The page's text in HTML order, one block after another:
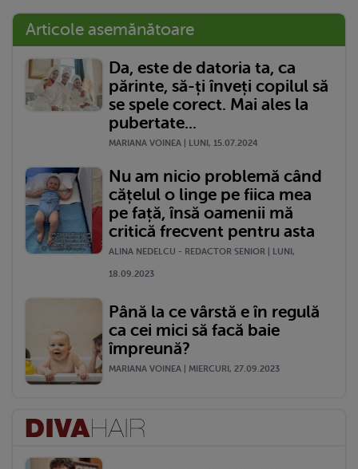
Articole asemănătoare
Da, este de datoria ta, ca
părinte, să-ți înveți copilul să
se spele corect. Mai ales la
pubertate...
MARIANA VOINEA | LUNI, 15.07.2024
Nu am nicio problemă când
cățelul o linge pe fiica mea
pe față, însă oamenii mă
critică frecvent pentru asta
ALINA NEDELCU - REDACTOR SENIOR | LUNI,
18.09.2023
Până la ce vârstă e în regulă
ca cei mici să facă baie
împreună?
MARIANA VOINEA | MIERCURI, 27.09.2023